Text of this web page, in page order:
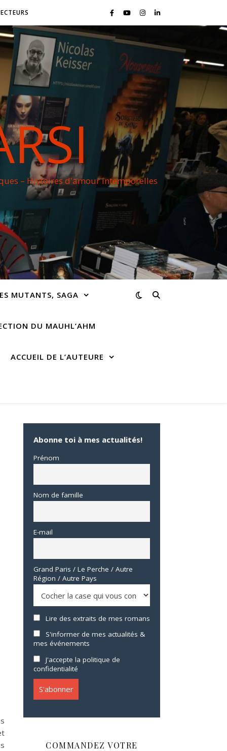
– Histoires d'amour intemporelles
MUTANTS, SAGA
DU MAUHL’AHM
ACCUEIL DE L’AUTEURE
Abonne toi à mes actualités!
Prénom
Nom de famille
E-mail
Grand Paris / Le Perche / Autre
Région / Autre Pays
Lire des extraits de mes romans
S'informer de mes actualités &
mes événements
J'accepte la politique de
confidentialité
COMMANDEZ VOTRE